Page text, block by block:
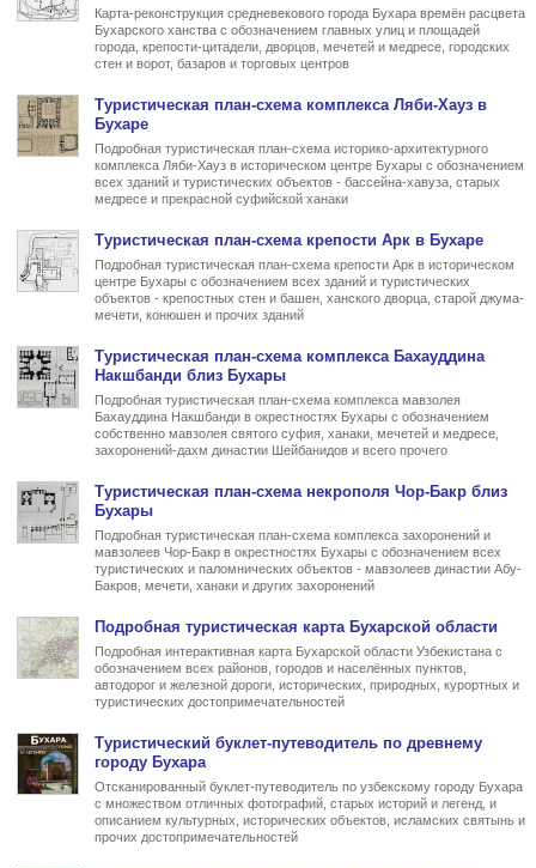
Карта-реконструкция средневекового города Бухара времён расцвета
Бухарского ханства с обозначением главных улиц и площадей
города, крепости-цитадели, дворцов, мечетей и медресе, городских
стен и ворот, базаров и торговых центров
Туристическая план-схема комплекса Ляби-Хауз в
Бухаре
Подробная туристическая план-схема историко-архитектурного
комплекса Ляби-Хауз в историческом центре Бухары с обозначением
всех зданий и туристических объектов - бассейна-хавуза, старых
медресе и прекрасной суфийской ханаки
Туристическая план-схема крепости Арк в Бухаре
Подробная туристическая план-схема крепости Арк в историческом
центре Бухары с обозначением всех зданий и туристических
объектов - крепостных стен и башен, ханского дворца, старой джума-
мечети, конюшен и прочих зданий
Туристическая план-схема комплекса Бахауддина
Накшбанди близ Бухары
Подробная туристическая план-схема комплекса мавзолея
Бахауддина Накшбанди в окрестностях Бухары с обозначением
собственно мавзолея святого суфия, ханаки, мечетей и медресе,
захоронений-дахм династии Шейбанидов и всего прочего
Туристическая план-схема некрополя Чор-Бакр близ
Бухары
Подробная туристическая план-схема комплекса захоронений и
мавзолеев Чор-Бакр в окрестностях Бухары с обозначением всех
туристических и паломнических объектов - мавзолеев династии Абу-
Бакров, мечети, ханаки и других захоронений
Подробная туристическая карта Бухарской области
Подробная интерактивная карта Бухарской области Узбекистана с
обозначением всех районов, городов и населённых пунктов,
автодорог и железной дороги, исторических, природных, курортных и
туристических достопримечательностей
Туристический буклет-путеводитель по древнему
городу Бухара
Отсканированный буклет-путеводитель по узбекскому городу Бухара
с множеством отличных фотографий, старых историй и легенд, и
описанием культурных, исторических объектов, исламских святынь и
прочих достопримечательностей